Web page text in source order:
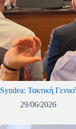
Syndea: Τακτική
29/06/2026